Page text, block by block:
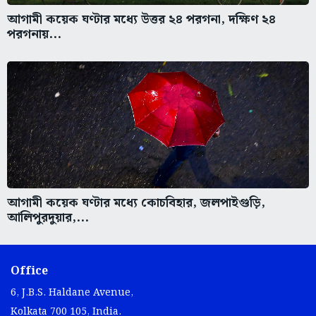
আগামী কয়েক ঘণ্টার মধ্যে উত্তর ২৪ পরগনা, দক্ষিণ ২৪
পরগনায়...
আগামী কয়েক ঘণ্টার মধ্যে কোচবিহার, জলপাইগুড়ি,
আলিপুরদুয়ার,...
Office
6, J.B.S. Haldane Avenue,
Kolkata 700 105, India.